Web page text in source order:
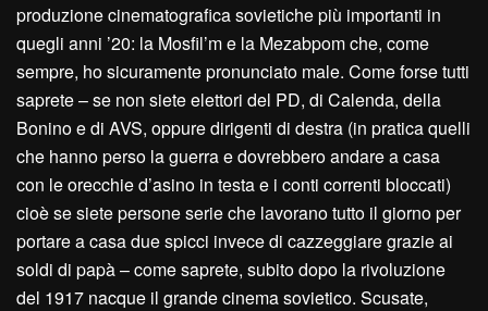
produzione cinematografica sovietiche più importanti in
quegli anni ’20: la Mosfil’m e la Mezabpom che, come
sempre, ho sicuramente pronunciato male. Come forse tutti
saprete – se non siete elettori del PD, di Calenda, della
Bonino e di AVS, oppure dirigenti di destra (in pratica quelli
che hanno perso la guerra e dovrebbero andare a casa
con le orecchie d’asino in testa e i conti correnti bloccati)
cioè se siete persone serie che lavorano tutto il giorno per
portare a casa due spicci invece di cazzeggiare grazie ai
soldi di papà – come saprete, subito dopo la rivoluzione
del 1917 nacque il grande cinema sovietico. Scusate,